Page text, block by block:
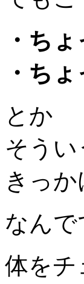
・ち
・ち
とか
そう
きっ
なんで
体をチ